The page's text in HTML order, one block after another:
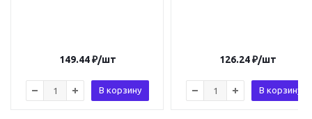
149.44₽/шт
В корзину
126.24₽/шт
В корзину